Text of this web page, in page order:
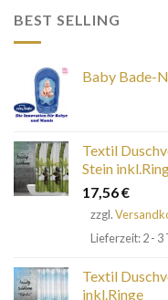
BEST SELLING
Baby Bade-
Textil
Stein
17,56€
zzgl.
Lieferzeit: 2 - 3
Textil
inkl.Ringe